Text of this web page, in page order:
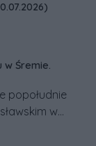
Śremie.
popołudnie
w
się